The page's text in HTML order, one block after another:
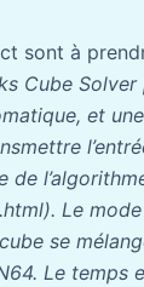
sont à
Cube
et
Le
se
Le temps